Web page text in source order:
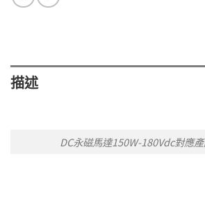
描述
DC永磁馬達150W-180Vdc對應